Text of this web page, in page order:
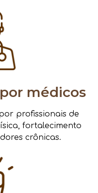
médicos
profissionais de
fortalecimento
crônicas.